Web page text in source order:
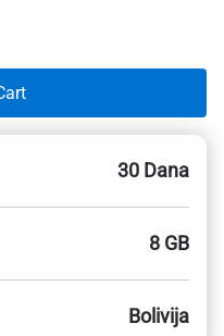
30 Dana
8 GB
Bolivija